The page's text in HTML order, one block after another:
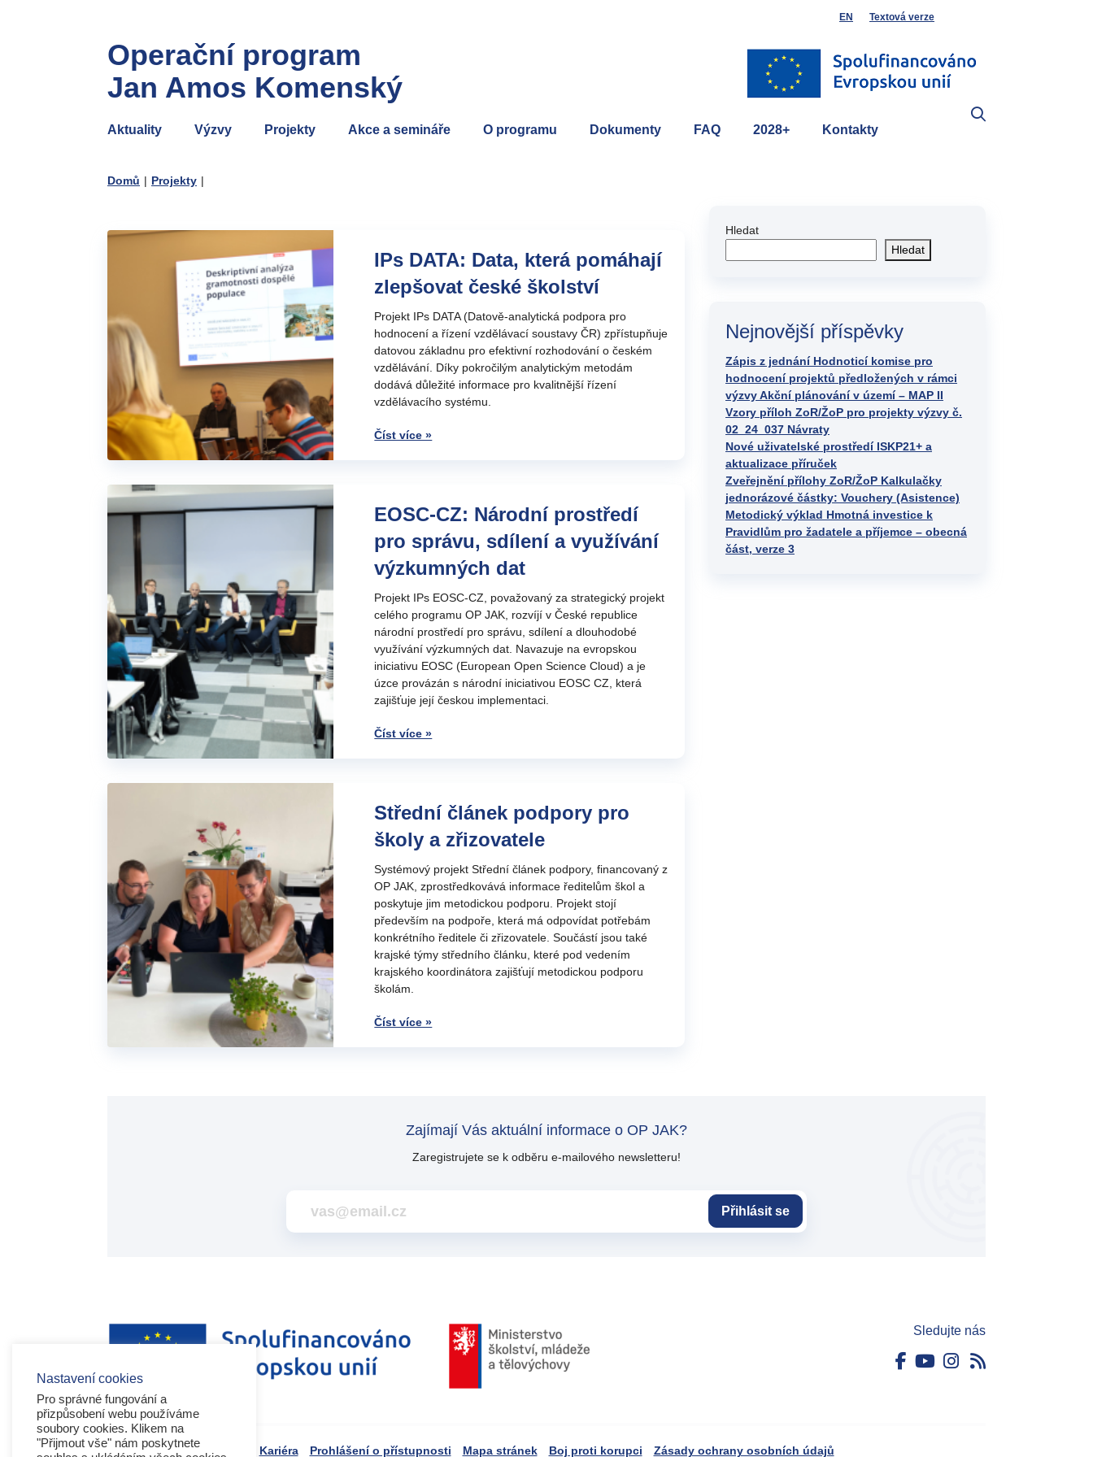
Operační program
Jan Amos Komenský
EN Textová verze
Aktuality Výzvy Projekty Akce a semináře O programu Dokumenty FAQ 2028+ Kontakty
Domů | Projekty |
IPs DATA: Data, která pomáhají
zlepšovat české školství
Projekt IPs DATA (Datově-analytická podpora pro
hodnocení a řízení vzdělávací soustavy ČR) zpřístupňuje
datovou základnu pro efektivní rozhodování o českém
vzdělávání. Díky pokročilým analytickým metodám
dodává důležité informace pro kvalitnější řízení
vzdělávacího systému.
Číst více »
EOSC-CZ: Národní prostředí
pro správu, sdílení a využívání
výzkumných dat
Projekt IPs EOSC-CZ, považovaný za strategický projekt
celého programu OP JAK, rozvíjí v České republice
národní prostředí pro správu, sdílení a dlouhodobé
využívání výzkumných dat. Navazuje na evropskou
iniciativu EOSC (European Open Science Cloud) a je
úzce provázán s národní iniciativou EOSC CZ, která
zajišťuje její českou implementaci.
Číst více »
Střední článek podpory pro
školy a zřizovatele
Systémový projekt Střední článek podpory, financovaný z
OP JAK, zprostředkovává informace ředitelům škol a
poskytuje jim metodickou podporu. Projekt stojí
především na podpoře, která má odpovídat potřebám
konkrétního ředitele či zřizovatele. Součástí jsou také
krajské týmy středního článku, které pod vedením
krajského koordinátora zajišťují metodickou podporu
školám.
Číst více »
Hledat
Hledat
Nejnovější příspěvky
Zápis z jednání Hodnoticí komise pro
hodnocení projektů předložených v rámci
výzvy Akční plánování v území – MAP II
Vzory příloh ZoR/ŽoP pro projekty výzvy č.
02_24_037 Návraty
Nové uživatelské prostředí ISKP21+ a
aktualizace příruček
Zveřejnění přílohy ZoR/ŽoP Kalkulačky
jednorázové částky: Vouchery (Asistence)
Metodický výklad Hmotná investice k
Pravidlům pro žadatele a příjemce – obecná
část, verze 3
Zajímají Vás aktuální informace o OP JAK?
Zaregistrujete se k odběru e-mailového newsletteru!
Přihlásit se
Sledujte nás
Kariéra Prohlášení o přístupnosti Mapa stránek Boj proti korupci Zásady ochrany osobních údajů
Nastavení cookies
Pro správné fungování a
přizpůsobení webu používáme
soubory cookies. Klikem na
"Přijmout vše" nám poskytnete